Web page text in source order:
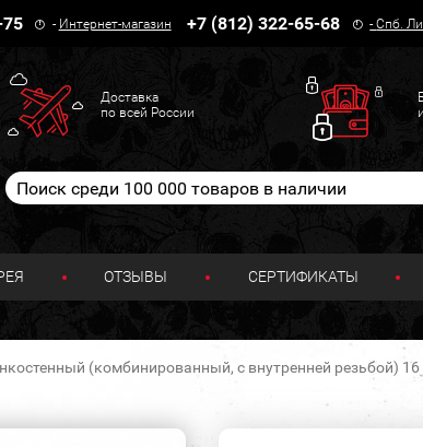
- Интернет-магазин +7 (812) 322-65-68 -Спб.
Доставка
по всей России
ОТЗЫВЫ СЕРТИФИКАТЫ
(комбинированный, с внутренней резьбой)